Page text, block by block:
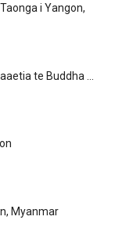
i Yangon,
te Buddha ...
Myanmar